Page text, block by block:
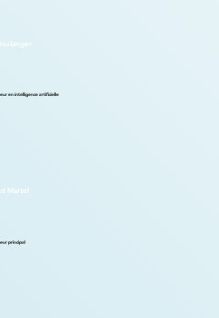
en intelligence artificielle
Martel
principal